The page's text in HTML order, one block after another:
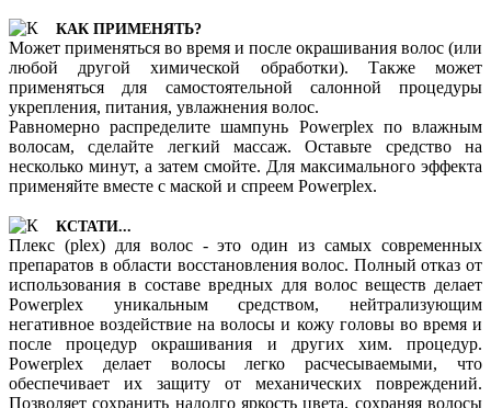
КАК ПРИМЕНЯТЬ?
Может применяться во время и после окрашивания волос (или
любой другой химической обработки). Также может
применяться для самостоятельной салонной процедуры
укрепления, питания, увлажнения волос.
Равномерно распределите шампунь Powerplex по влажным
волосам, сделайте легкий массаж. Оставьте средство на
несколько минут, а затем смойте. Для максимального эффекта
применяйте вместе с маской и спреем Powerplex.
КСТАТИ...
Плекс (plex) для волос - это один из самых современных
препаратов в области восстановления волос. Полный отказ от
использования в составе вредных для волос веществ делает
Powerplex уникальным средством, нейтрализующим
негативное воздействие на волосы и кожу головы во время и
после процедур окрашивания и других хим. процедур.
Powerplex делает волосы легко расчесываемыми, что
обеспечивает их защиту от механических повреждений.
Позволяет сохранить надолго яркость цвета, сохраняя волосы